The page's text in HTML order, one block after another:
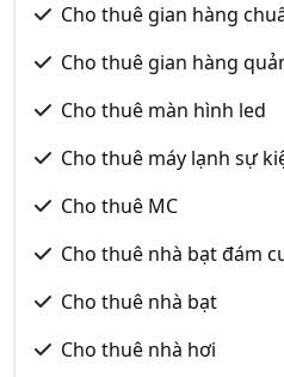
Cho thuê gian hàng
Cho thuê gian hàng
Cho thuê màn hình led
Cho thuê máy lạnh sự
Cho thuê MC
Cho thuê nhà bạt đám
Cho thuê nhà bạt
Cho thuê nhà hơi